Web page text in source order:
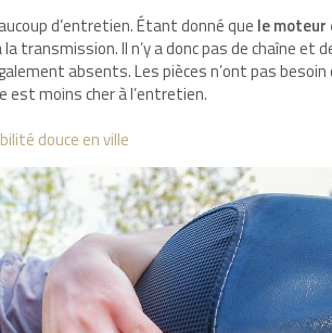
d’entretien. Étant donné que le
transmission. Il n’y a donc pas de chaîne et
absents. Les pièces n’ont pas besoin
est moins cher à l’entretien.
douce en ville